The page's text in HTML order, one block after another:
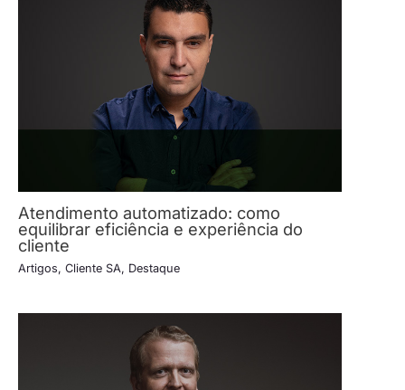
Atendimento automatizado: como
equilibrar eficiência e experiência do
cliente
Artigos, Cliente SA, Destaque